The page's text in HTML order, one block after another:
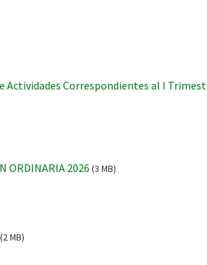
Correspondientes al I
ORDINARIA 2026 (3 MB)
(2 MB)